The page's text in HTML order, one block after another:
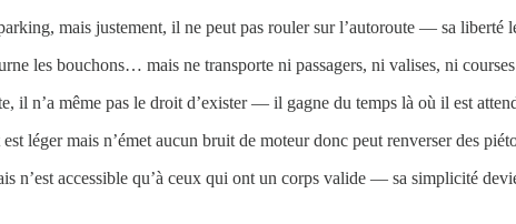
mais justement, il ne peut pas rouler sur l’autoroute — sa liberté
les bouchons… mais ne transporte ni passagers, ni valises, ni
il n’a même pas le droit d’exister — il gagne du temps là où il est
léger mais n’émet aucun bruit de moteur donc peut renverser des
n’est accessible qu’à ceux qui ont un corps valide — sa simplicité